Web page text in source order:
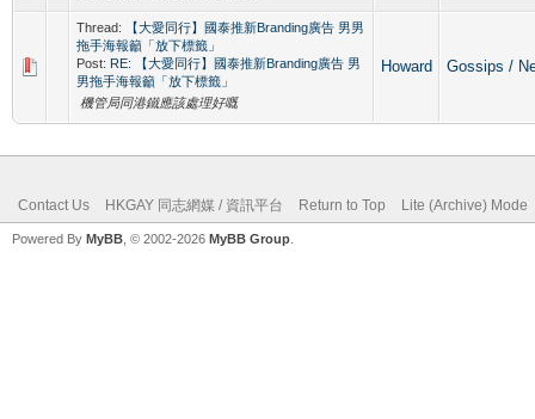
Thread:
【大愛同行】國泰推新Branding廣告 男男
拖手海報籲「放下標籤」
Post: RE: 【大愛同行】國泰推新Branding廣告 男
男拖手海報籲「放下標籤」
機管局同港鐵應該處理好嘅
Howard Gossips /
Contact Us HKGAY 同志網媒 / 資訊平台 Return to Top Lite (Archive) Mode
Powered By MyBB , © 2002-2026 MyBB Group